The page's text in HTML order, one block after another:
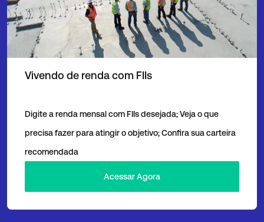
Vivendo de renda com FIIs
Digite a renda mensal com FIIs desejada; Veja o que
precisa fazer para atingir o objetivo; Confira sua carteira
recomendada
Acessar Agora